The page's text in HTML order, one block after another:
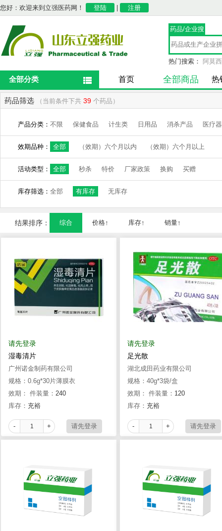
您好：欢迎来到立强医药网！ 登陆 注册
药品/企业搜
索
热门搜索： 阿莫
全部分类 首页 全部商品 热
药品筛选 （当前条件下共 39 个药品）
产品分类： 不限 保健食品 计生类 日用品 消杀产品 医疗
效期品种： 全部 （效期）六个月以内 （效期）六个月以上
活动类型： 全部 秒杀 特价 厂家政策 换购 买赠
库存筛选： 全部 有库存 无库存
结果排序： 综合 价格↑ 库存↑ 销量↑
请先登录
湿毒清片
广州诺金制药有限公司
规格：0.6g*30片薄膜衣
效期： 件装量： 240
库存： 充裕
- +
请先登录
足光散
湖北成田药业有限公司
规格：40g*3袋/盒
效期： 件装量： 120
库存： 充裕
- +